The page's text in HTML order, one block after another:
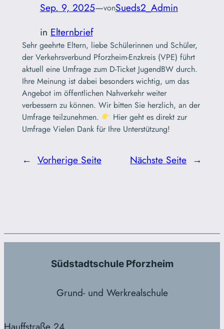
Sep. 9, 2025—vonSueds2_Admin
in Elternbrief
Sehr geehrte Eltern, liebe Schülerinnen und Schüler,
der Verkehrsverbund Pforzheim-Enzkreis (VPE) führt
aktuell eine Umfrage zum D-Ticket JugendBW durch.
Ihre Meinung ist dabei besonders wichtig, um das
Angebot im öffentlichen Nahverkehr weiter
verbessern zu können. Wir bitten Sie herzlich, an der
Umfrage teilzunehmen.
Hier geht es direkt zur
Umfrage Vielen Dank für Ihre Unterstützung!
← Vorherige Seite Nächste Seite →
Südstadtschule Pforzheim
Grund- und Werkrealschule